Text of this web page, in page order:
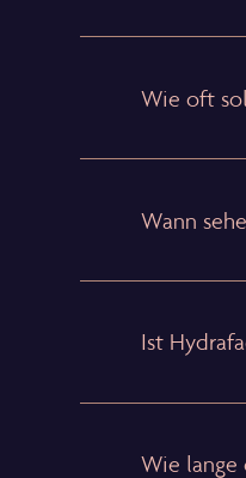
Wie oft
Wann
Ist
Wie lange